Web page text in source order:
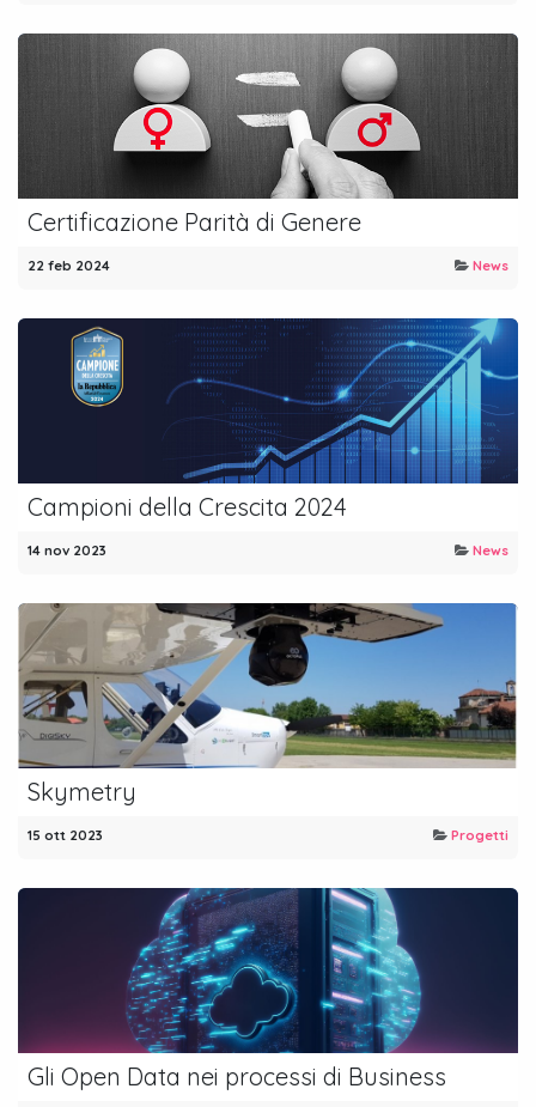
Certificazione Parità di Genere
22 feb 2024 News
Campioni della Crescita 2024
14 nov 2023 News
Skymetry
15 ott 2023 Progetti
Gli Open Data nei processi di Business